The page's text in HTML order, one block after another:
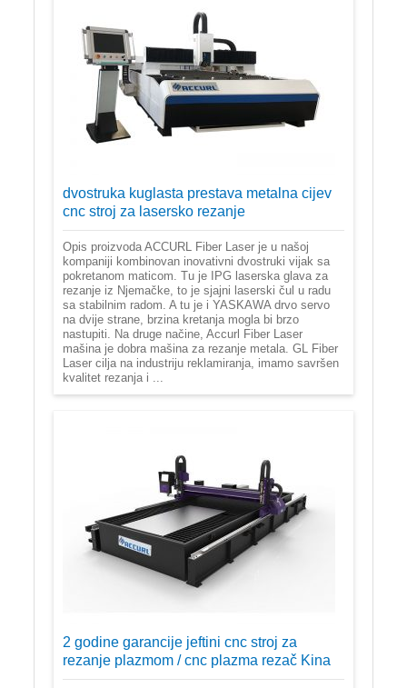
dvostruka kuglasta prestava metalna cijev
cnc stroj za lasersko rezanje
Opis proizvoda ACCURL Fiber Laser je u našoj
kompaniji kombinovan inovativni dvostruki vijak sa
pokretanom maticom. Tu je IPG laserska glava za
rezanje iz Njemačke, to je sjajni laserski čul u radu
sa stabilnim radom. A tu je i YASKAWA drvo servo
na dvije strane, brzina kretanja mogla bi brzo
nastupiti. Na druge načine, Accurl Fiber Laser
mašina je dobra mašina za rezanje metala. GL Fiber
Laser cilja na industriju reklamiranja, imamo savršen
kvalitet rezanja i ...
2 godine garancije jeftini cnc stroj za
rezanje plazmom / cnc plazma rezač Kina